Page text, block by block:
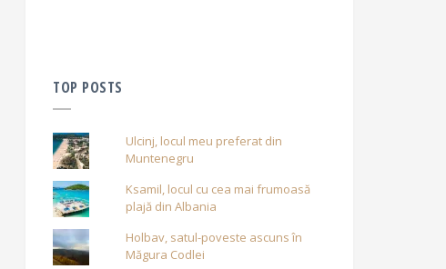
TOP POSTS
Ulcinj, locul meu preferat din
Muntenegru
Ksamil, locul cu cea mai frumoasă
plajă din Albania
Holbav, satul-poveste ascuns în
Măgura Codlei